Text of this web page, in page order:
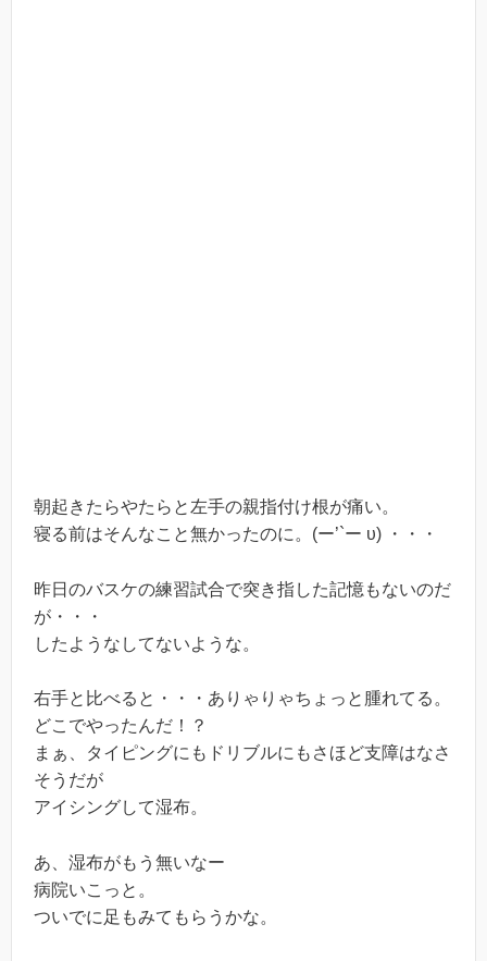
朝起きたらやたらと左手の親指付け根が痛い。
寝る前はそんなこと無かったのに。(ー’`ー υ) ・・・
昨日のバスケの練習試合で突き指した記憶もないのだ
が・・・
したようなしてないような。
右手と比べると・・・ありゃりゃちょっと腫れてる。
どこでやったんだ！？
まぁ、タイピングにもドリブルにもさほど支障はなさ
そうだが
アイシングして湿布。
あ、湿布がもう無いなー
病院いこっと。
ついでに足もみてもらうかな。